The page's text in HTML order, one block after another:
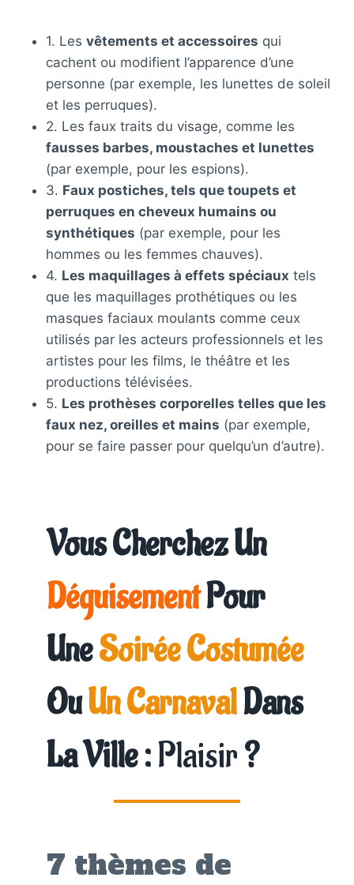
1. Les vêtements et accessoires qui
cachent ou modifient l’apparence d’une
personne (par exemple, les lunettes de soleil
et les perruques).
2. Les faux traits du visage, comme les
fausses barbes, moustaches et lunettes
(par exemple, pour les espions).
3. Faux postiches, tels que toupets et
perruques en cheveux humains ou
synthétiques (par exemple, pour les
hommes ou les femmes chauves).
4. Les maquillages à effets spéciaux tels
que les maquillages prothétiques ou les
masques faciaux moulants comme ceux
utilisés par les acteurs professionnels et les
artistes pour les films, le théâtre et les
productions télévisées.
5. Les prothèses corporelles telles que les
faux nez, oreilles et mains (par exemple,
pour se faire passer pour quelqu’un d’autre).
Vous Cherchez Un
DéguisementPour
UneSoirée Costumée
OuUn CarnavalDans
La Ville :Plaisir?
7 thèmes de